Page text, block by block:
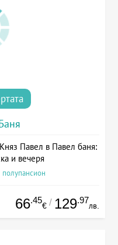
Павел в Павел баня:
и вечеря
66.45
€ / 129.97
лв.